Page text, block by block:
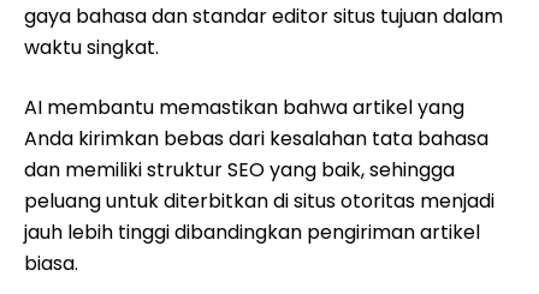
gaya bahasa dan standar editor situs tujuan dalam
waktu singkat.
AI membantu memastikan bahwa artikel yang
Anda kirimkan bebas dari kesalahan tata bahasa
dan memiliki struktur SEO yang baik, sehingga
peluang untuk diterbitkan di situs otoritas menjadi
jauh lebih tinggi dibandingkan pengiriman artikel
biasa.